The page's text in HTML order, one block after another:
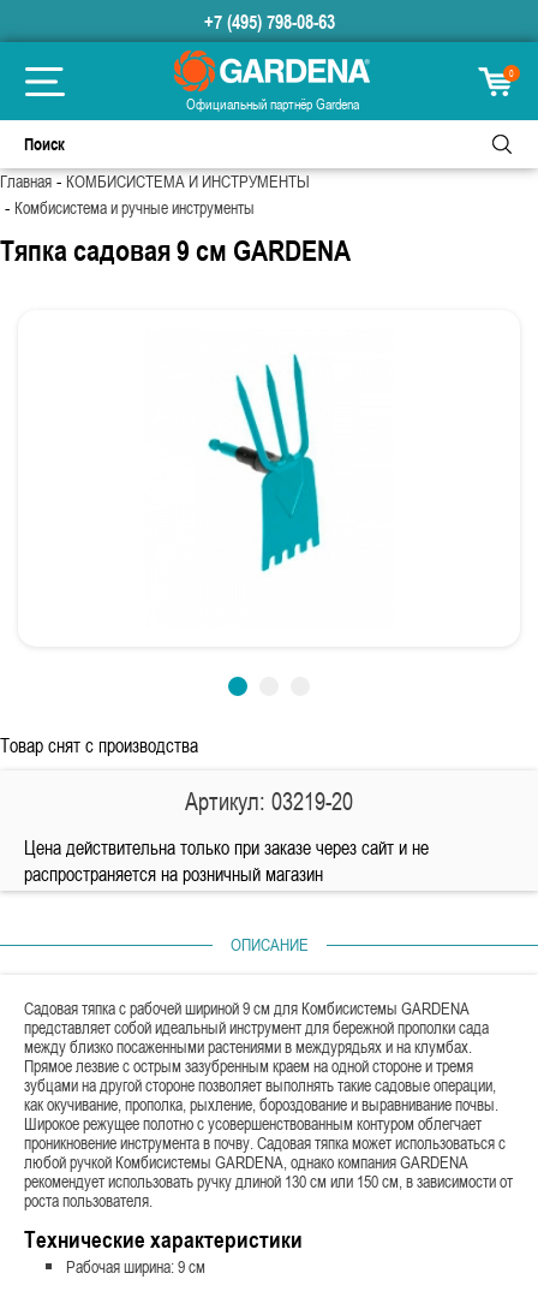
+7 (495) 798-08-63
Официальный партнёр Gardena
0
Главная-КОМБИСИСТЕМА И ИНСТРУМЕНТЫ
- Комбисистема и ручные инструменты
Тяпка садовая 9 см GARDENA
Товар снят с производства
Артикул: 03219-20
Цена действительна только при заказе через сайт и не
распространяется на розничный магазин
ОПИСАНИЕ
Садовая тяпка с рабочей шириной 9 см для Комбисистемы GARDENA
представляет собой идеальный инструмент для бережной прополки сада
между близко посаженными растениями в междурядьях и на клумбах.
Прямое лезвие с острым зазубренным краем на одной стороне и тремя
зубцами на другой стороне позволяет выполнять такие садовые операции,
как окучивание, прополка, рыхление, бороздование и выравнивание почвы.
Широкое режущее полотно с усовершенствованным контуром облегчает
проникновение инструмента в почву. Садовая тяпка может использоваться с
любой ручкой Комбисистемы GARDENA, однако компания GARDENA
рекомендует использовать ручку длиной 130 см или 150 см, в зависимости от
роста пользователя.
Технические характеристики
Рабочая ширина: 9 см